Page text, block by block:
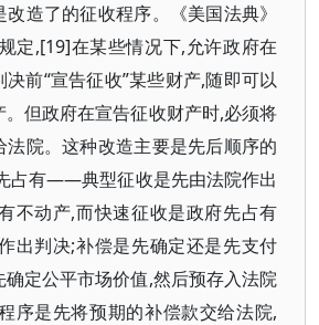
造了的征收程序。《美国法典》
定,[19]在某些情况下,允许政府在
前“宣告征收”某些财产,随即可以
但政府在宣告征收财产时,必须将
法院。这种改造主要是先后顺序的
占有——典型征收是先由法院作出
不动产,而快速征收是政府先占有
出判决;补偿是先确定还是先支付
定公平市场价值,然后预存入法院
序是先将预期的补偿款交给法院,